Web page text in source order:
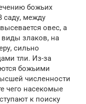
божьих
саду, между
овес, а
злаков, на
сильно
тли. Из-за
божьими
численности
чего насекомые
к поиску